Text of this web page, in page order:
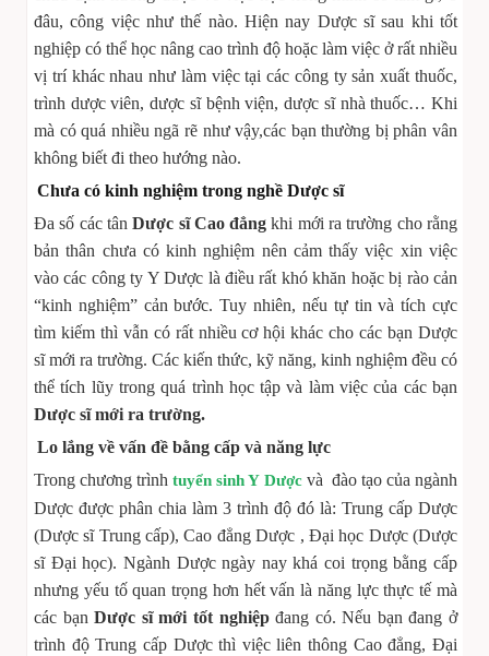
đâu, công việc như thế nào. Hiện nay Dược sĩ sau khi tốt
nghiệp có thể học nâng cao trình độ hoặc làm việc ở rất nhiều
vị trí khác nhau như làm việc tại các công ty sản xuất thuốc,
trình dược viên, dược sĩ bệnh viện, dược sĩ nhà thuốc… Khi
mà có quá nhiều ngã rẽ như vậy,các bạn thường bị phân vân
không biết đi theo hướng nào.
Chưa có kinh nghiệm trong nghề Dược sĩ
Đa số các tânDược sĩ Cao đẳng khi mới ra trường cho rằng
bản thân chưa có kinh nghiệm nên cảm thấy việc xin việc
vào các công ty Y Dược là điều rất khó khăn hoặc bị rào cản
“kinh nghiệm” cản bước. Tuy nhiên, nếu tự tin và tích cực
tìm kiếm thì vẫn có rất nhiều cơ hội khác cho các bạn Dược
sĩ mới ra trường. Các kiến thức, kỹ năng, kinh nghiệm đều có
thể tích lũy trong quá trình học tập và làm việc của các bạn
Dược sĩ mới ra trường.
Lo lắng về vấn đề bằng cấp và năng lực
Trong chương trìnhtuyển sinh Y Dượcvà đào tạo của ngành
Dược được phân chia làm 3 trình độ đó là: Trung cấp Dược
(Dược sĩ Trung cấp), Cao đẳng Dược , Đại học Dược (Dược
sĩ Đại học). Ngành Dược ngày nay khá coi trọng bằng cấp
nhưng yếu tố quan trọng hơn hết vấn là năng lực thực tế mà
các bạnDược sĩ mới tốt nghiệpđang có. Nếu bạn đang ở
trình độ Trung cấp Dược thì việc liên thông Cao đẳng, Đại